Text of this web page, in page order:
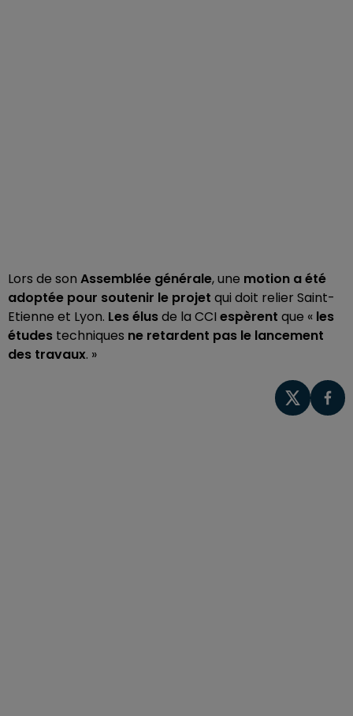
Lors de son Assemblée générale, une motion a été
adoptée pour soutenir le projet qui doit relier Saint-
Etienne et Lyon. Les élusde la CCI espèrent que « les
études techniques ne retardent pas le lancement
des travaux. »